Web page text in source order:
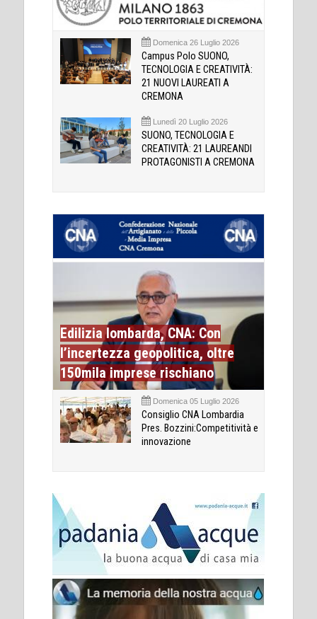
Domenica 26 Luglio 2026
Campus Polo SUONO,
TECNOLOGIA E CREATIVITÀ:
21 NUOVI LAUREATI A
CREMONA
Lunedì 20 Luglio 2026
SUONO, TECNOLOGIA E
CREATIVITÀ: 21 LAUREANDI
PROTAGONISTI A CREMONA
Edilizia lombarda, CNA: Con
l’incertezza geopolitica, oltre
150mila imprese rischiano
Domenica 05 Luglio 2026
Consiglio CNA Lombardia
Pres. Bozzini:Competitività e
innovazione